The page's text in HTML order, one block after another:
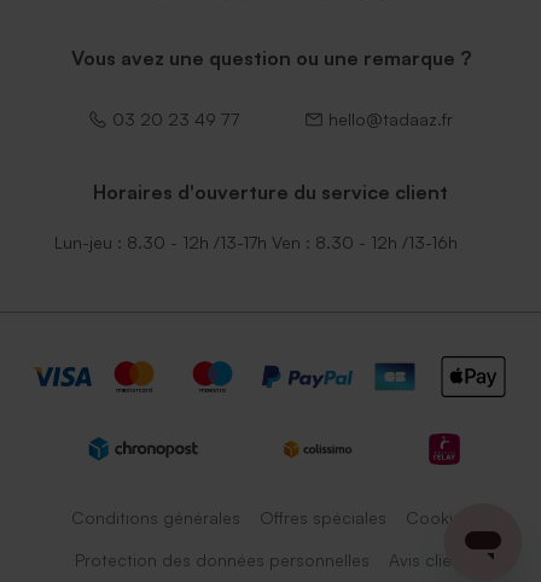
Vous avez une question ou une remarque ?
03 20 23 49 77 hello@tadaaz.fr
Horaires d'ouverture du service client
Lun-jeu : 8.30 - 12h /13-17h Ven : 8.30 - 12h /13-16h
Conditions générales Offres spéciales Cookies
Protection des données personnelles Avis client